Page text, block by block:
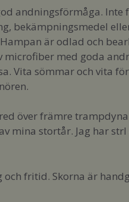
andningsförmåga.
bekämpningsmedel
är odlad och
med goda
Vita sömmar och vita
över främre
mina stortår. Jag har
fritid. Skorna är